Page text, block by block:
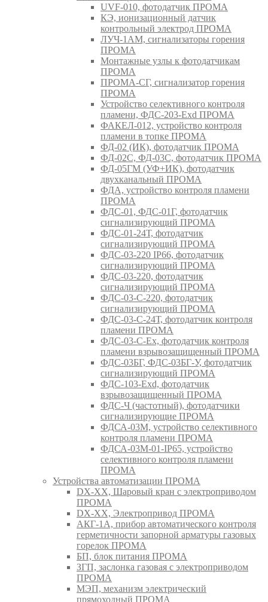
UVF-010, фотодатчик ПРОМА
КЭ, ионизационный датчик
контрольный электрод ПРОМА
ЛУЧ-1АМ, сигнализаторы горения
ПРОМА
Монтажные узлы к фотодатчикам
ПРОМА
ПРОМА-СГ, сигнализатор горения
ПРОМА
Устройство селективного контроля
пламени, ФДС-203-Exd ПРОМА
ФАКЕЛ-012, устройство контроля
пламени в топке ПРОМА
ФД-02 (ИК), фотодатчик ПРОМА
ФД-02С, ФД-03С, фотодатчик ПРОМА
ФД-05ГМ (УФ+ИК), фотодатчик
двухканальный ПРОМА
ФДА, устройство контроля пламени
ПРОМА
ФДС-01, ФДС-01Г, фотодатчик
сигнализирующий ПРОМА
ФДС-01-24Т, фотодатчик
сигнализирующий ПРОМА
ФДС-03-220 IP66, фотодатчик
сигнализирующий ПРОМА
ФДС-03-220, фотодатчик
сигнализирующий ПРОМА
ФДС-03-С-220, фотодатчик
сигнализирующий ПРОМА
ФДС-03-С-24Т, фотодатчик контроля
пламени ПРОМА
ФДС-03-С-Ex, фотодатчик контроля
пламени взрывозащищенный ПРОМА
ФДС-03БГ, ФДС-03БГ-У, фотодатчик
сигнализирующий ПРОМА
ФДС-103-Ехd, фотодатчик
взрывозащищенный ПРОМА
ФДС-Ч (частотный), фотодатчики
сигнализирующие ПРОМА
ФДСА-03М, устройство селективного
контроля пламени ПРОМА
ФДСА-03М-01-IP65, устройство
селективного контроля пламени
ПРОМА
Устройства автоматизации ПРОМА
DX-XX, Шаровый кран c электроприводом
ПРОМА
DX-XX, Электропривод ПРОМА
АКГ-1А, прибор автоматического контроля
герметичности запорной арматуры газовых
горелок ПРОМА
БП, блок питания ПРОМА
ЗГП, заслонка газовая с электроприводом
ПРОМА
МЭП, механизм электрический
прямоходный ПРОМА